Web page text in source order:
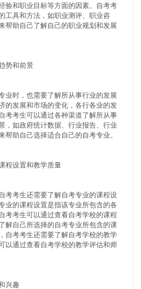
验和职业目标等方面的因素。自考考
工具和方法，如职业测评、职业咨
帮助自己了解自己的职业规划和发展
势和前景
业时，也需要了解所从事行业的发展
的发展和市场的变化，各行各业的发
考考生可以通过各种渠道了解所从事
，如政府统计数据、行业报告、行业
帮助自己选择适合自己的自考专业。
程设置和教学质量
考考生还需要了解自考专业的课程设
业的课程设置是指该专业所包含的各
考考生可以通过查看自考学校的课程
解自己所选择的自考专业所包含的课
自考考生还需要了解自考学校的教学
以通过查看自考学校的教学评估和师
兴趣